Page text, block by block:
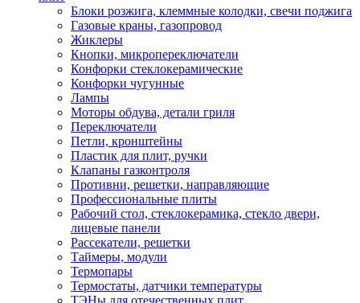
Блоки розжига, клеммные колодки, свечи поджига
Газовые краны, газопровод
Жиклеры
Кнопки, микропереключатели
Конфорки стеклокерамические
Конфорки чугунные
Лампы
Моторы обдува, детали гриля
Переключатели
Петли, кронштейны
Пластик для плит, ручки
Клапаны газконтроля
Противни, решетки, направляющие
Профессиональные плиты
Рабочий стол, стеклокерамика, стекло двери,
лицевые панели
Рассекатели, решетки
Таймеры, модули
Термопары
Термостаты, датчики температуры
ТЭНы для отечественных плит